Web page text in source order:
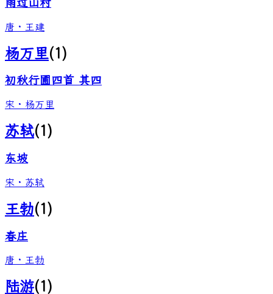
雨过山村
唐 · 王建
杨万里(1)
初秋行圃四首 其四
宋 · 杨万里
苏轼(1)
东坡
宋 · 苏轼
王勃(1)
春庄
唐 · 王勃
陆游(1)